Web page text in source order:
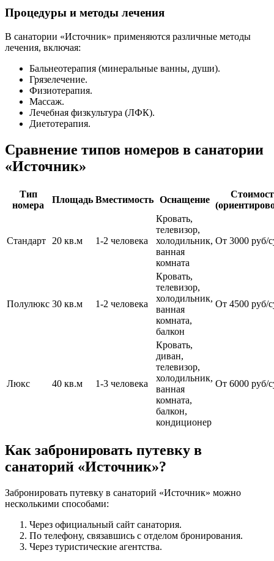
Процедуры и методы лечения
В санатории «Источник» применяются различные методы
лечения, включая:
Бальнеотерапия (минеральные ванны, души).
Грязелечение.
Физиотерапия.
Массаж.
Лечебная физкультура (ЛФК).
Диетотерапия.
Сравнение типов номеров в санатории
«Источник»
Тип
номера
Площадь Вместимость Оснащение
Стандарт 20 кв.м 1-2 человека
Кровать,
телевизор,
холодильник,
ванная
комната
От 3000 руб/
Полулюкс 30 кв.м 1-2 человека
Кровать,
телевизор,
холодильник,
ванная
комната,
балкон
От 4500 руб/
Люкс 40 кв.м 1-3 человека
Кровать,
диван,
телевизор,
холодильник,
ванная
комната,
балкон,
кондиционер
От 6000 руб/
Как забронировать путевку в
санаторий «Источник»?
Забронировать путевку в санаторий «Источник» можно
несколькими способами:
Через официальный сайт санатория.
По телефону, связавшись с отделом бронирования.
Через туристические агентства.